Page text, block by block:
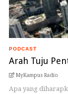
PODCAST
Arah Tuju
MyKampus Radio
Apa yang